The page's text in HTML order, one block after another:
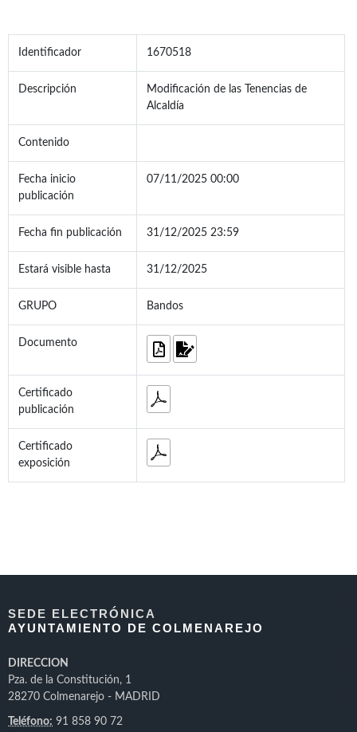
Identificador 1670518
Descripción
Modificación de las Tenencias de
Alcaldía
Contenido
Fecha inicio
publicación
07/11/2025 00:00
Fecha fin publicación 31/12/2025 23:59
Estará visible hasta 31/12/2025
GRUPO Bandos
Documento
Certificado
publicación
Certificado
exposición
SEDE ELECTRÓNICA
AYUNTAMIENTO DE COLMENAREJO
DIRECCION
Pza. de la Constitución, 1
28270 Colmenarejo - MADRID
Teléfono: 91 858 90 72